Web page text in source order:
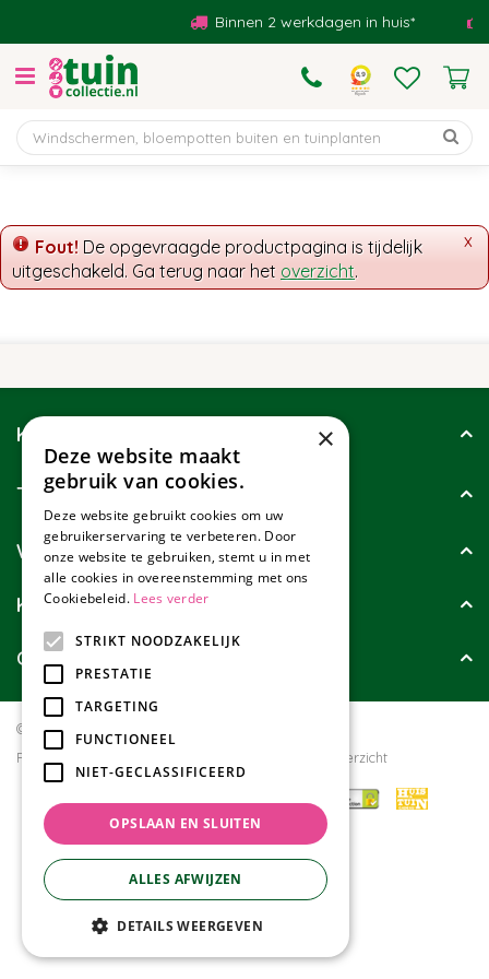
t
n
Binnen 2 werkdagen in huis*
x
Fout! De opgevraagde productpagina is tijdelijk
uitgeschakeld. Ga terug naar het overzicht.
Klantenservice
Tuincollectie
Wie zijn wij?
Klanten geven ons
Contact
© Tuincollectie.nl
Privacy policy
Tuincentrum Overzicht
×
Deze website maakt
gebruik van cookies.
Deze website gebruikt cookies om uw
gebruikerservaring te verbeteren. Door
onze website te gebruiken, stemt u in met
alle cookies in overeenstemming met ons
Cookiebeleid. Lees verder
STRIKT NOODZAKELIJK
PRESTATIE
TARGETING
FUNCTIONEEL
NIET-GECLASSIFICEERD
OPSLAAN EN SLUITEN
ALLES AFWIJZEN
DETAILS WEERGEVEN